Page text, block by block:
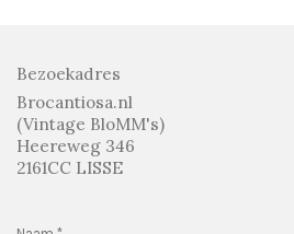
Bezoekadres
Brocantiosa.nl
(Vintage BloMM's)
Heereweg 346
2161CC LISSE